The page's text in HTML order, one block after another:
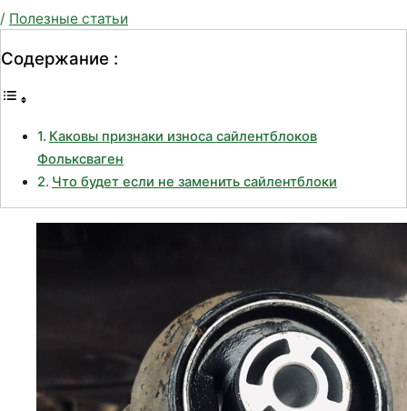
/ Полезные статьи
Содержание :
Каковы признаки износа сайлентблоков
Фольксваген
Что будет если не заменить сайлентблоки